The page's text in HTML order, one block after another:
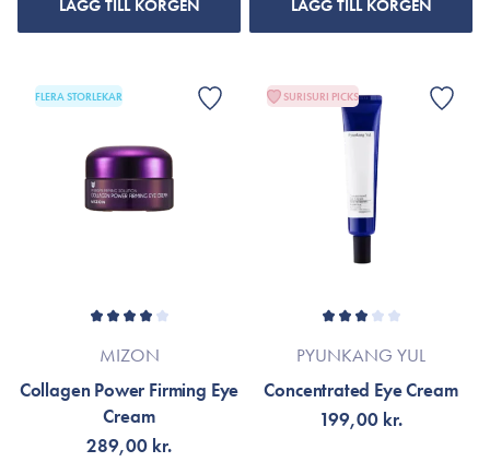
LÄGG TILL KORGEN LÄGG TILL KORGEN
FLERA STORLEKAR
MIZON
Collagen Power Firming Eye
Cream
289,00 kr.
SURISURI PICKS
PYUNKANG YUL
Concentrated Eye Cream
199,00 kr.